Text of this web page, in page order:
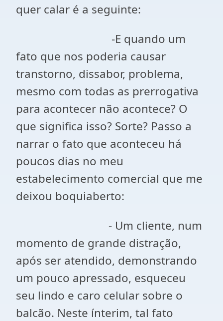
quer calar é a seguinte:
-E quando um
fato que nos poderia causar
transtorno, dissabor, problema,
mesmo com todas as prerrogativa
para acontecer não acontece? O
que significa isso? Sorte? Passo a
narrar o fato que aconteceu há
poucos dias no meu
estabelecimento comercial que me
deixou boquiaberto:
- Um cliente, num
momento de grande distração,
após ser atendido, demonstrando
um pouco apressado, esqueceu
seu lindo e caro celular sobre o
balcão. Neste ínterim, tal fato